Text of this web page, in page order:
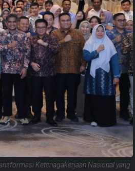
Ketenagakerjaan Nasional yang